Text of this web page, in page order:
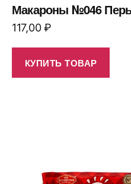
Макароны №046
117,00₽
КУПИТЬ ТОВАР